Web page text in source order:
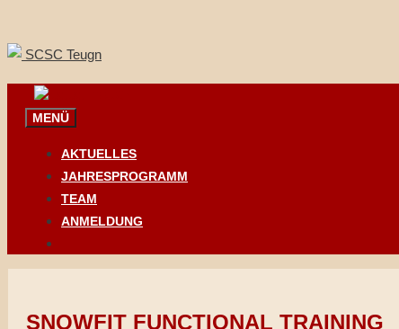
zum
Inhalt
MENÜ
AKTUELLES
JAHRESPROGRAMM
TEAM
ANMELDUNG
SNOWFIT FUNCTIONAL TRAINING